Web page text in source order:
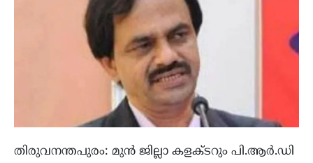
തിരുവനന്തപുരം: മുൻ ജില്ലാ കളക്ടറും പി.ആർ.ഡി